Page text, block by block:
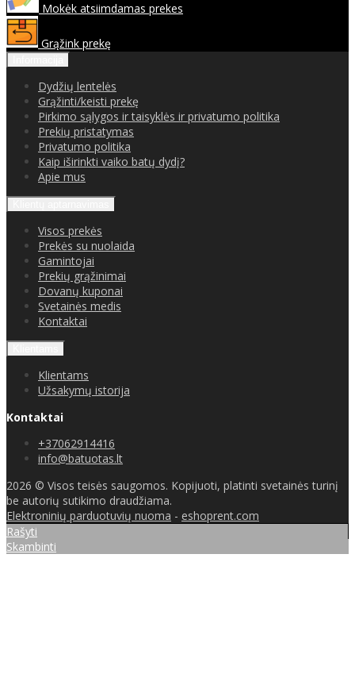
Mokėk atsiimdamas prekes
Grąžink prekę
Dydžių lentelės
Grąžinti/keisti prekę
Pirkimo sąlygos ir taisyklės ir privatumo politika
Prekių pristatymas
Privatumo politika
Kaip iširinkti vaiko batų dydį?
Apie mus
Visos prekės
Prekės su nuolaida
Gamintojai
Prekių grąžinimai
Dovanų kuponai
Svetainės medis
Kontaktai
Klientams
Užsakymų istorija
Kontaktai
+37062914416
info@batuotas.lt
2026 © Visos teisės saugomos. Kopijuoti, platinti svetainės turinį
be autorių sutikimo draudžiama.
Elektroninių parduotuvių nuoma - eshoprent.com
Rašyti
Skambinti